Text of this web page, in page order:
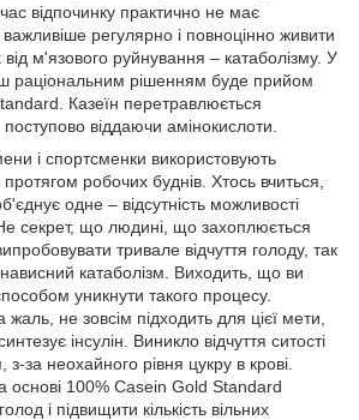
відпочинку практично не має
регулярно і повноцінно живити
м'язового руйнування – катаболізму. У
раціональним рішенням буде прийом
Казеїн перетравлюється
віддаючи амінокислоти.
і спортсменки використовують
протягом робочих буднів. Хтось вчиться,
одне – відсутність можливості
секрет, що людині, що захоплюється
тривале відчуття голоду, так
катаболізм. Виходить, що ви
уникнути такого процесу.
не зовсім підходить для цієї мети,
інсулін. Виникло відчуття ситості
за неохайного рівня цукру в крові.
основі 100% Casein Gold Standard
і підвищити кількість вільних